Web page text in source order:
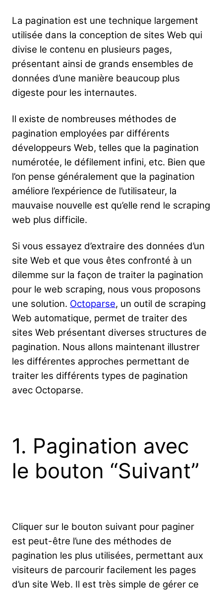
La pagination est une technique largement
utilisée dans la conception de sites Web qui
divise le contenu en plusieurs pages,
présentant ainsi de grands ensembles de
données d’une manière beaucoup plus
digeste pour les internautes.
Il existe de nombreuses méthodes de
pagination employées par différents
développeurs Web, telles que la pagination
numérotée, le défilement infini, etc. Bien que
l’on pense généralement que la pagination
améliore l’expérience de l’utilisateur, la
mauvaise nouvelle est qu’elle rend le scraping
web plus difficile.
Si vous essayez d’extraire des données d’un
site Web et que vous êtes confronté à un
dilemme sur la façon de traiter la pagination
pour le web scraping, nous vous proposons
une solution. Octoparse, un outil de scraping
Web automatique, permet de traiter des
sites Web présentant diverses structures de
pagination. Nous allons maintenant illustrer
les différentes approches permettant de
traiter les différents types de pagination
avec Octoparse.
1. Pagination avec
le bouton “Suivant”
Cliquer sur le bouton suivant pour paginer
est peut-être l’une des méthodes de
pagination les plus utilisées, permettant aux
visiteurs de parcourir facilement les pages
d’un site Web. Il est très simple de gérer ce